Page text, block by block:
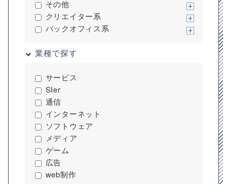
平均月額単価
700,000
最高月額単価
その他
クリエイター系
バックオフィス系
業種で探す
サービス
SIer
通信
インターネット
ソフトウェア
メディア
ゲーム
広告
web制作